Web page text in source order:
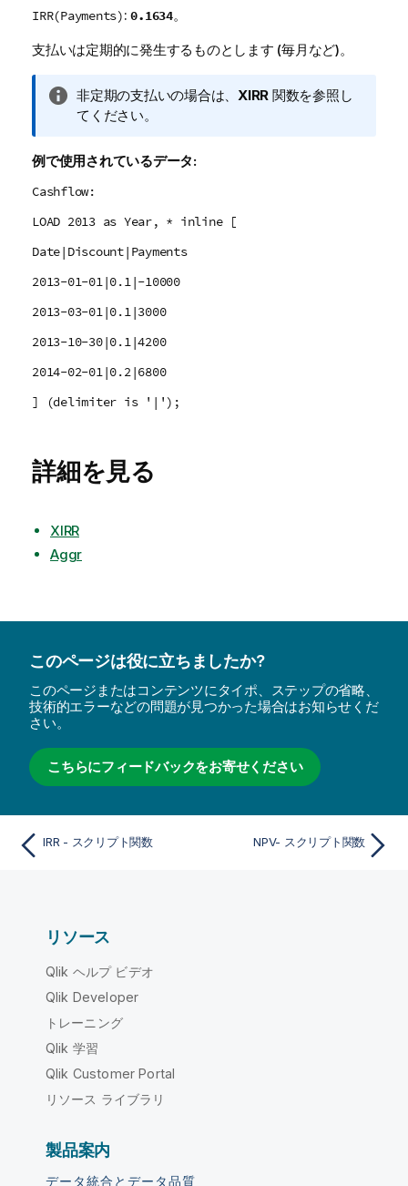
IRR(Payments):0.1634。
支払いは定期的に発生するものとします (毎月など)。
情
報
モ
非定期の支払いの場合は、 XIRR 関数を参照し
てください。
例で使用されているデータ:
Cashflow:
LOAD 2013 as Year, * inline [
Date|Discount|Payments
2013-01-01|0.1|-10000
2013-03-01|0.1|3000
2013-10-30|0.1|4200
2014-02-01|0.2|6800
] (delimiter is '|');
詳細を見る
XIRR
Aggr
このページは役に立ちましたか?
このページまたはコンテンツにタイポ、ステップの省略、
技術的エラーなどの問題が見つかった場合はお知らせくだ
さい。
こちらにフィードバックをお寄せください
IRR - スクリプト関数 NPV- スクリプト関数
リソース
Qlik ヘルプ ビデオ
Qlik Developer
トレーニング
Qlik 学習
Qlik Customer Portal
リソース ライブラリ
製品案内
データ統合とデータ品質